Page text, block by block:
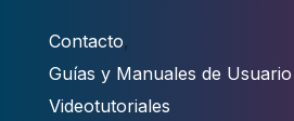
Contacto,
Guías y Manuales de Usuario
Videotutoriales